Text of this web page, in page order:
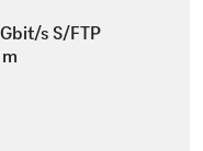
s S/FTP